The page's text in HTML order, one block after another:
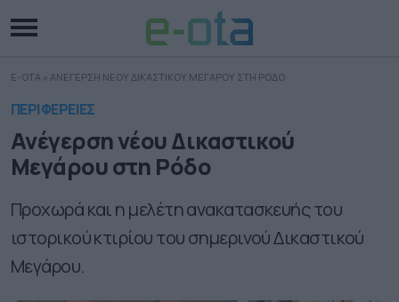
E-OTA » ΑΝΕΓΕΡΣΗ ΝΕΟΥ ΔΙΚΑΣΤΙΚΟΥ ΜΕΓΑΡΟΥ ΣΤΗ ΡΟΔΟ
ΠΕΡΙΦΕΡΕΙΕΣ
Ανέγερση νέου Δικαστικού
Μεγάρου στη Ρόδο
Προχωρά και η μελέτη ανακατασκευής του
ιστορικού κτιρίου του σημερινού Δικαστικού
Μεγάρου.